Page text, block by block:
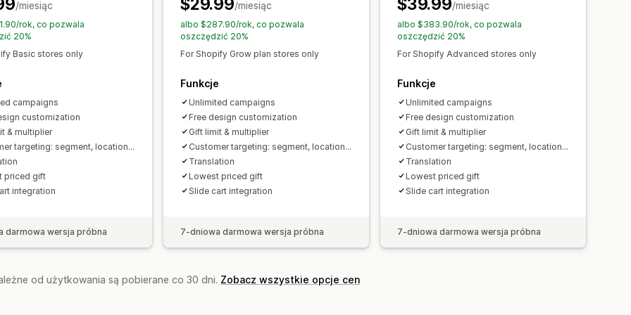
Przeliczanie walut Lokalizacja
Wyzwalacze i reguły
Kumulowanie rabatów Automatyzacje Targetowanie Geolokalizacja
Segmentacja Oznaczanie Analizy Testy A/B
Dodatki do produktu Pakiety
System poziomów rabatów
Rekomendacje AI
Priorytetowa realizacja
Wydajność lejka
/miesiąc
rok, co pozwala
20%
Basic stores only
campaigns
customization
& multiplier
targeting: segment, location...
priced gift
integration
darmowa wersja próbna
$29.99/miesiąc
albo $287.90/rok, co pozwala
oszczędzić 20%
For Shopify Grow plan stores only
Funkcje
Unlimited campaigns
Free design customization
Gift limit & multiplier
Customer targeting: segment, location...
Translation
Lowest priced gift
Slide cart integration
7-dniowa darmowa wersja próbna
$39.99/miesiąc
albo $383.90/rok, co pozwala
oszczędzić 20%
For Shopify Advanced stores only
Funkcje
Unlimited campaigns
Free design customization
Gift limit & multiplier
Customer targeting: segment, location...
Translation
Lowest priced gift
Slide cart integration
7-dniowa darmowa wersja próbna
od użytkowania są pobierane co 30 dni. Zobacz wszystkie opcje cen